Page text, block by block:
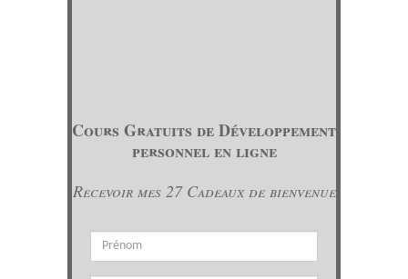
Cours Gratuits de Développement
personnel en ligne
Recevoir mes 27 Cadeaux de bienvenue